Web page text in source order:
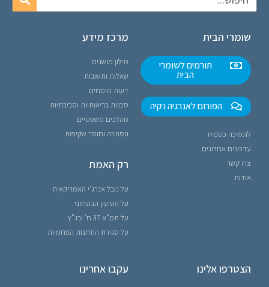
שומרי הבית
תורמים לשומרי
הבית
הפורום לאנרגיה נקיה
לתמיכה כספית
עדכונים אחרונים
צרו קשר
אודות
מרכז מידע
מילון מושגים
שאלות ותשובות
דעות מומחים
סכנות בריאותיות וסביבתיות
מהלכים משפטיים
הסתרה וחוסר שקיפות
רק האמת
על נובל אנרג'י האמריקאית
על הטיעון הבטחוני
על תמ"א 37 ח' ובג"ץ
על סגירת התחנות הפחמיות
הצטרפו אלינו עקבו אחרינו